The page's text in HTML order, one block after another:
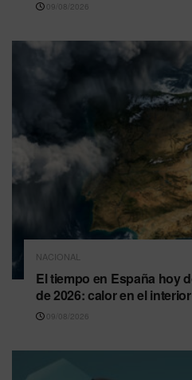
09/08/2026
NACIONAL
El tiempo en España hoy
de 2026: calor en el
09/08/2026